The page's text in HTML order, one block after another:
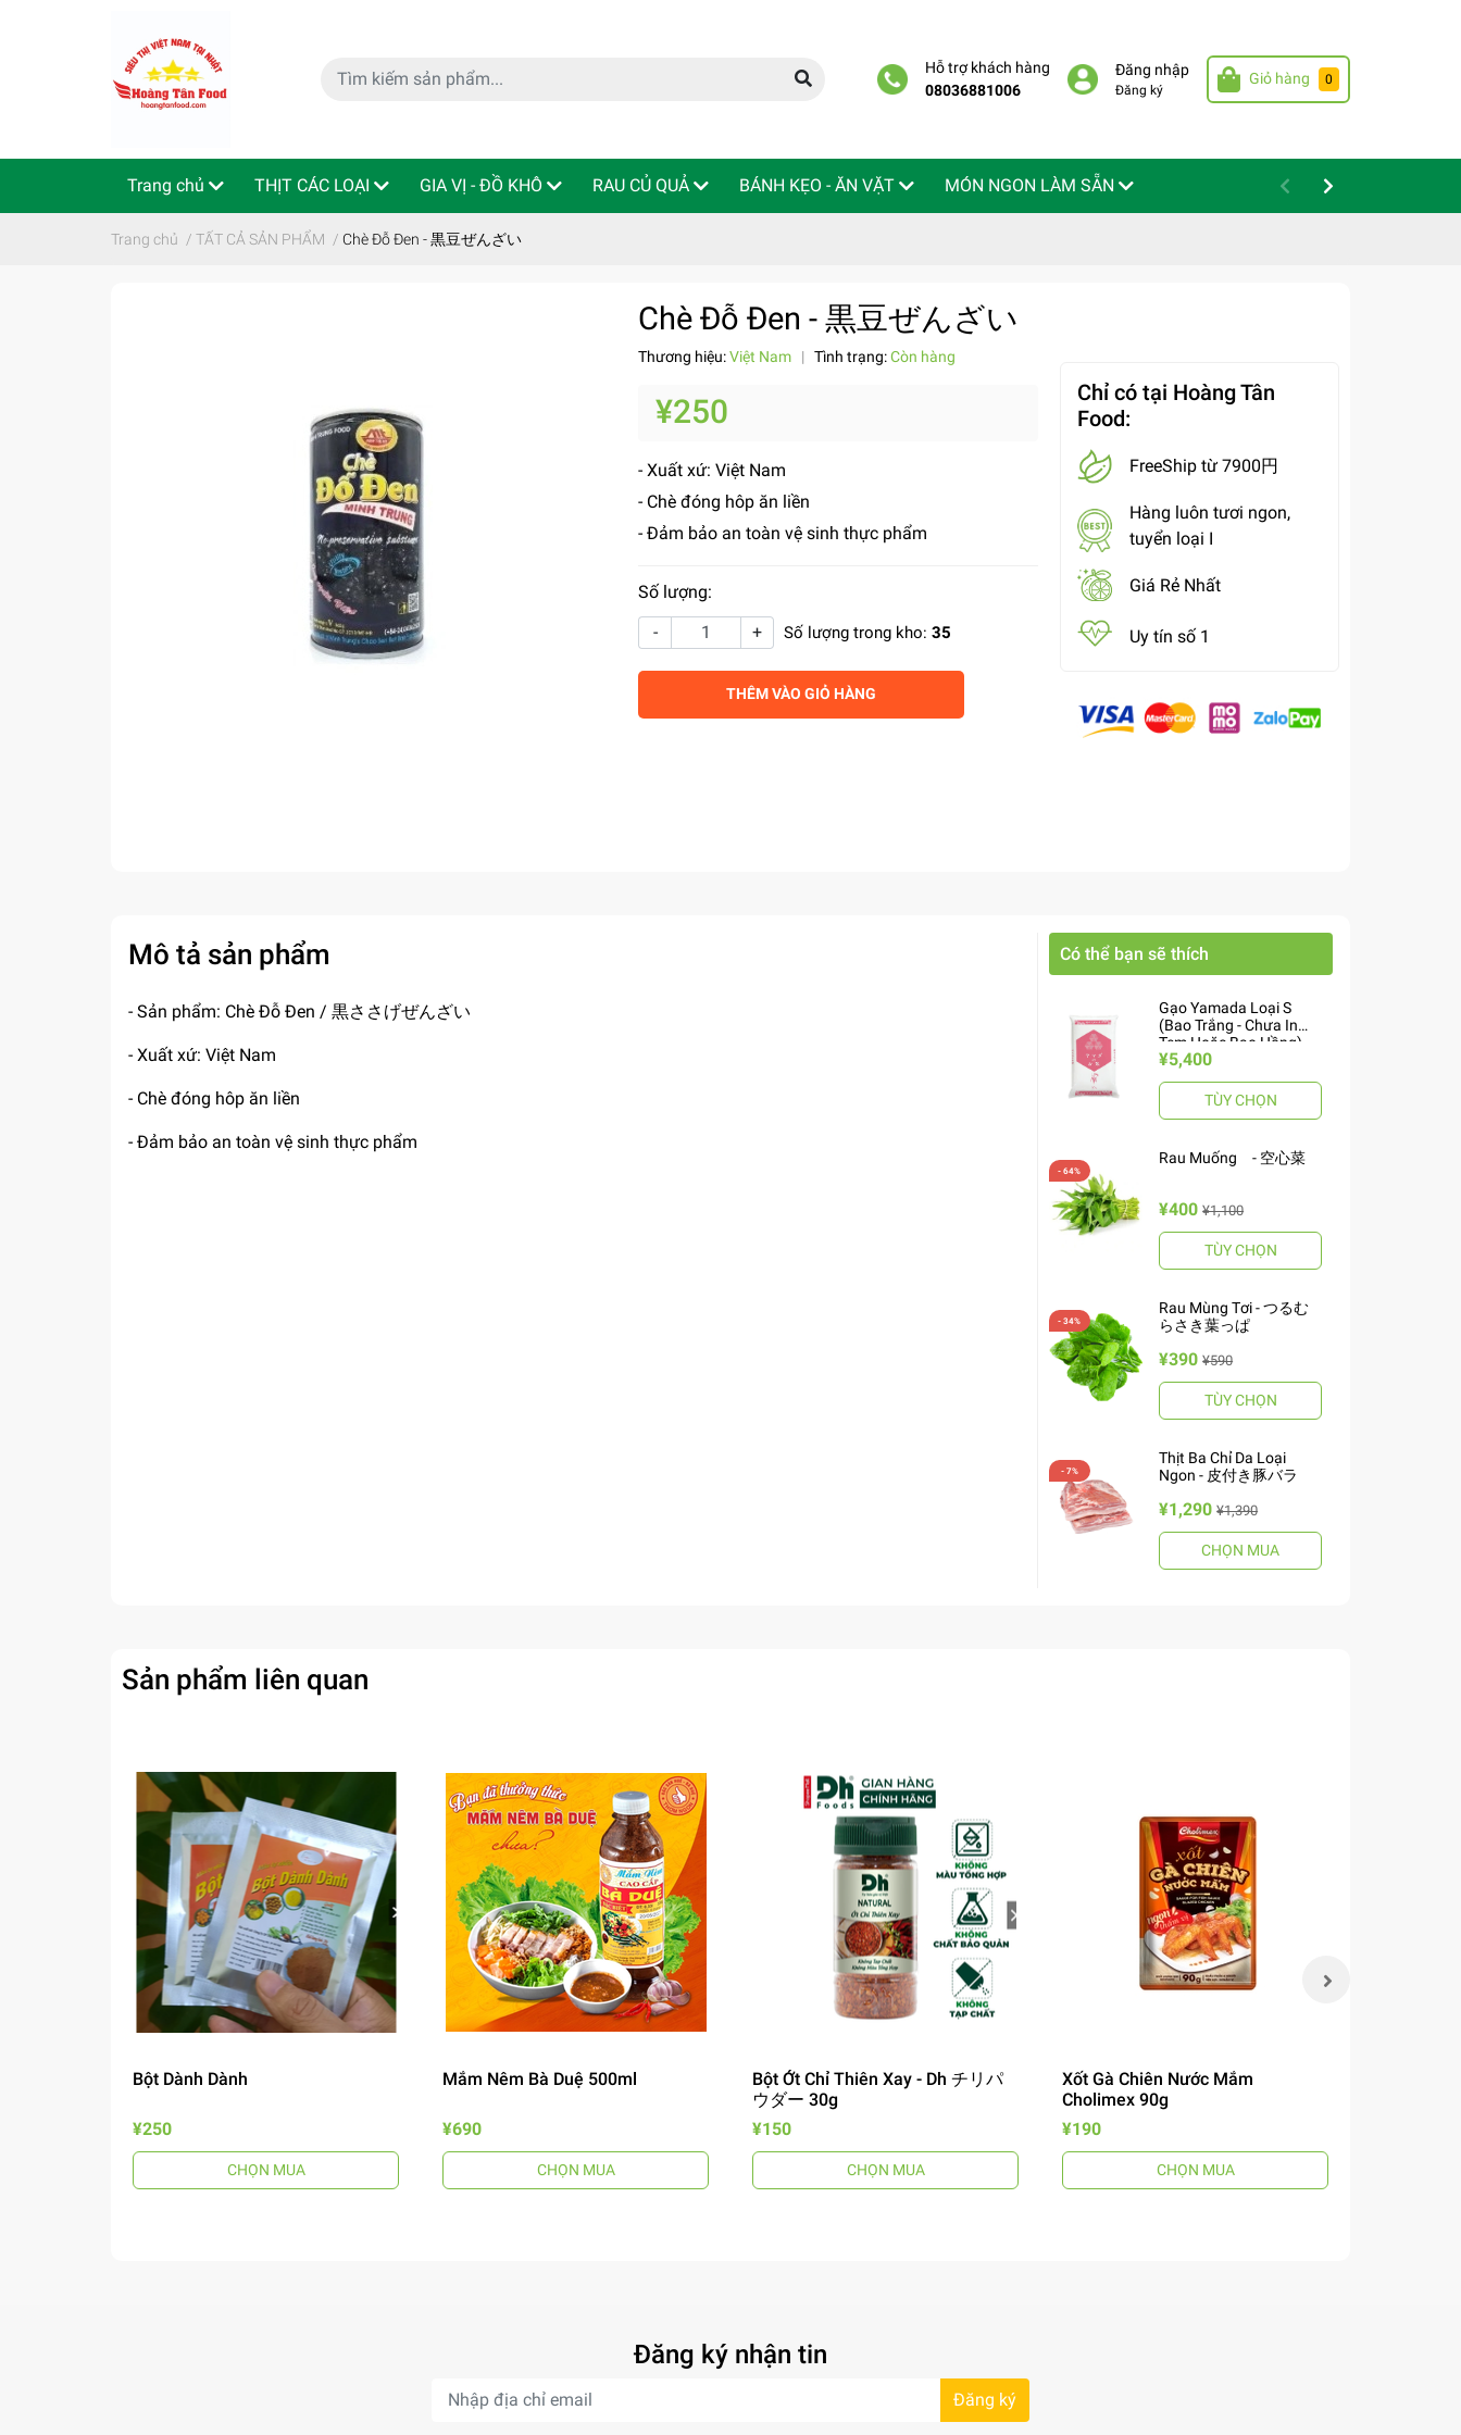
Hỗ trợ khách hàng
08036881006
Đăng nhập
Đăng ký
Giỏ hàng 0
Trang chủ THỊT CÁC LOẠI GIA VỊ - ĐỒ KHÔ RAU CỦ QUẢ BÁNH KẸO - ĂN VẶT MÓN NGON LÀM SẴN
特定商取引法 Indo - ThaiLan
Trang chủ / TẤT CẢ SẢN PHẨM / Chè Đỗ Đen - 黒豆ぜんざい
Chè Đỗ Đen - 黒豆ぜんざい
Thương hiệu:Việt Nam | Tình trạng:Còn hàng
¥250
- Xuất xứ: Việt Nam
- Chè đóng hôp ăn liền
- Đảm bảo an toàn vệ sinh thực phẩm
Số lượng:
-
+ Số lượng trong kho: 35
THÊM VÀO GIỎ HÀNG
Chỉ có tại Hoàng Tân
Food:
FreeShip từ 7900円
Hàng luôn tươi ngon,
tuyển loại I
Giá Rẻ Nhất
Uy tín số 1
Mô tả sản phẩm
- Sản phẩm: Chè Đỗ Đen / 黒ささげぜんざい
- Xuất xứ: Việt Nam
- Chè đóng hôp ăn liền
- Đảm bảo an toàn vệ sinh thực phẩm
Có thể bạn sẽ thích
Gạo Yamada Loại S
(Bao Trắng - Chưa In
Tem Hoặc Bao Hồng)
10kg ヤマダお米 S
¥5,400
TÙY CHỌN
Rau Muống - 空心菜
¥400 ¥1,100
TÙY CHỌN
Rau Mùng Tơi - つるむ
らさき葉っぱ
¥390 ¥590
TÙY CHỌN
Thịt Ba Chỉ Da Loại
Ngon - 皮付き豚バラ
¥1,290 ¥1,390
CHỌN MUA
Sản phẩm liên quan
Bột Dành Dành
¥250
CHỌN MUA
Mắm Nêm Bà Duệ 500ml
¥690
CHỌN MUA
Bột Ớt Chỉ Thiên Xay - Dh チリパ
ウダー 30g
¥150
CHỌN MUA
Xốt Gà Chiên Nước Mắm
Cholimex 90g
¥190
CHỌN MUA
Đăng ký nhận tin
Đăng ký